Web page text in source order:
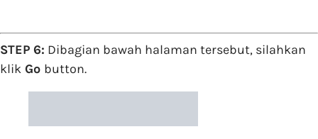
STEP 6: Dibagian bawah halaman tersebut, silahkan
klik Go button.